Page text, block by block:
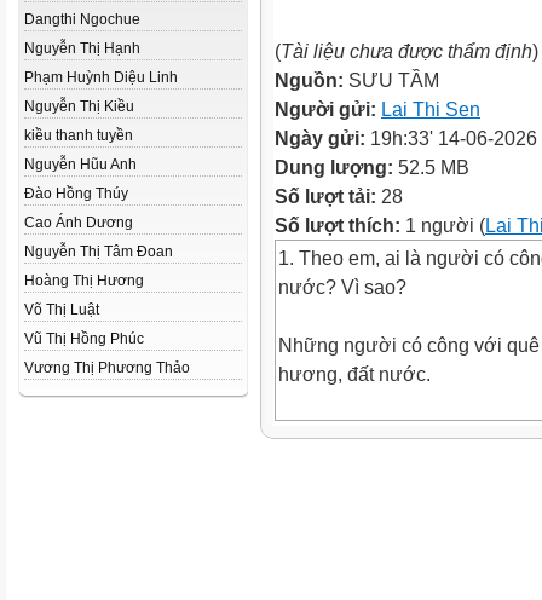
Dangthi Ngochue
Nguyễn Thị Hạnh
Phạm Huỳnh Diệu Linh
Nguyễn Thị Kiều
kiều thanh tuyền
Nguyễn Hũu Anh
Đào Hồng Thúy
Cao Ánh Dương
Nguyễn Thị Tâm Đoan
Hoàng Thị Hương
Võ Thị Luật
Vũ Thị Hồng Phúc
Vương Thị Phương Thảo
(Tài liệu chưa được thẩm định)
Nguồn: SƯU TẦM
Người gửi: Lai Thi Sen
Ngày gửi: 19h:33' 14-06-2026
Dung lượng: 52.5 MB
Số lượt tải: 28
Số lượt thích: 1 người (Lai
1. Theo em, ai là người có
nước? Vì sao?
Những người có công với quê
hương, đất nước.